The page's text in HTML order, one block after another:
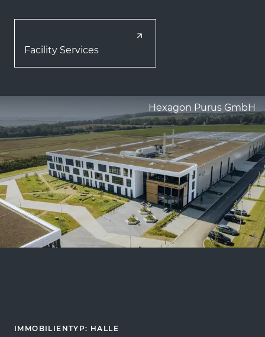
Facility Services
Hexagon Purus GmbH
IMMOBILIENTYP: HALLE